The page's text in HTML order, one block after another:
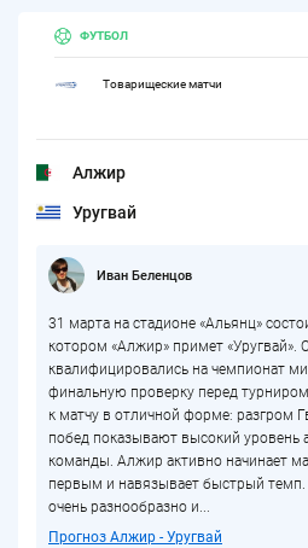
ФУТБОЛ
Товарищеские матчи
Алжир
Уругвай
Иван Беленцов
31 марта на стадионе «Альянц»
котором «Алжир» примет «Уругвай».
квалифицировались на чемпионат
финальную проверку перед
к матчу в отличной форме: разгром
побед показывают высокий уровень
команды. Алжир активно начинает
первым и навязывает быстрый темп.
очень разнообразно и...
Прогноз Алжир - Уругвай